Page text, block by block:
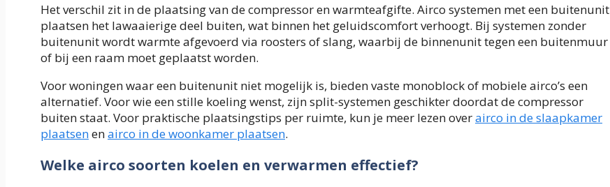
Het verschil zit in de plaatsing van de compressor en warmteafgifte. Airco systemen met een buitenunit
plaatsen het lawaaierige deel buiten, wat binnen het geluidscomfort verhoogt. Bij systemen zonder
buitenunit wordt warmte afgevoerd via roosters of slang, waarbij de binnenunit tegen een buitenmuur
of bij een raam moet geplaatst worden.
Voor woningen waar een buitenunit niet mogelijk is, bieden vaste monoblock of mobiele airco’s een
alternatief. Voor wie een stille koeling wenst, zijn split-systemen geschikter doordat de compressor
buiten staat. Voor praktische plaatsingstips per ruimte, kun je meer lezen overairco in de slaapkamer
plaatsenenairco in de woonkamer plaatsen.
Welke airco soorten koelen en verwarmen effectief?